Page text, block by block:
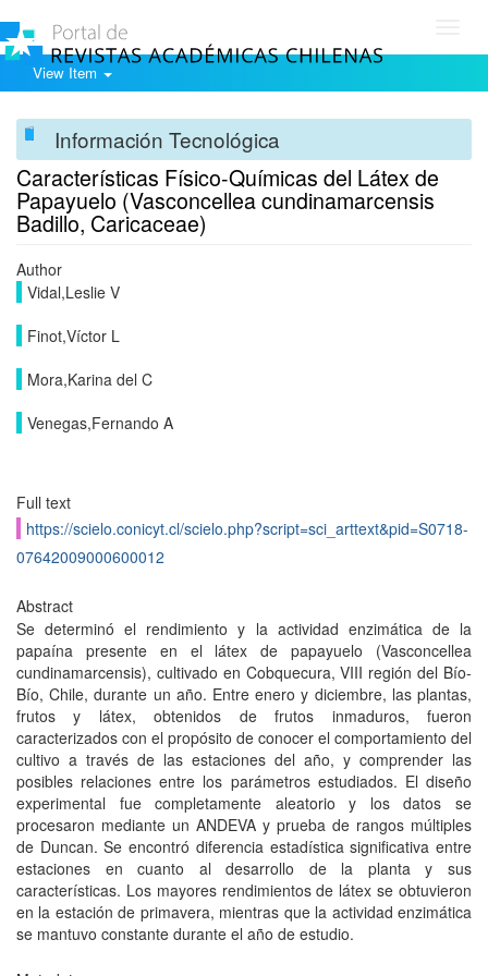
View Item
Información Tecnológica
Características Físico-Químicas del Látex de
Papayuelo (Vasconcellea cundinamarcensis
Badillo, Caricaceae)
Author
Vidal,Leslie V
Finot,Víctor L
Mora,Karina del C
Venegas,Fernando A
Full text
https://scielo.conicyt.cl/scielo.php?script=sci_arttext&pid=S0718-
07642009000600012
Abstract
Se determinó el rendimiento y la actividad enzimática de la
papaína presente en el látex de papayuelo (Vasconcellea
cundinamarcensis), cultivado en Cobquecura, VIII región del Bío-
Bío, Chile, durante un año. Entre enero y diciembre, las plantas,
frutos y látex, obtenidos de frutos inmaduros, fueron
caracterizados con el propósito de conocer el comportamiento del
cultivo a través de las estaciones del año, y comprender las
posibles relaciones entre los parámetros estudiados. El diseño
experimental fue completamente aleatorio y los datos se
procesaron mediante un ANDEVA y prueba de rangos múltiples
de Duncan. Se encontró diferencia estadística significativa entre
estaciones en cuanto al desarrollo de la planta y sus
características. Los mayores rendimientos de látex se obtuvieron
en la estación de primavera, mientras que la actividad enzimática
se mantuvo constante durante el año de estudio.